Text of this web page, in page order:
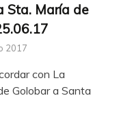
Sta. María de
2017
con La
Golobar a Santa